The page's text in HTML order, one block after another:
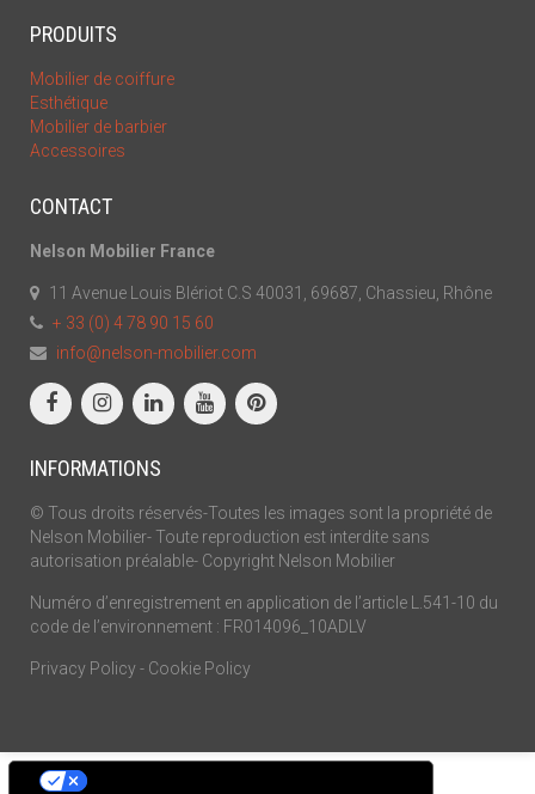
PRODUITS
Mobilier de coiffure
Esthétique
Mobilier de barbier
Accessoires
CONTACT
Nelson Mobilier France
11 Avenue Louis Blériot C.S 40031, 69687, Chassieu, Rhône
+ 33 (0) 4 78 90 15 60
info@nelson-mobilier.com
INFORMATIONS
© Tous droits réservés-Toutes les images sont la propriété de
Nelson Mobilier- Toute reproduction est interdite sans
autorisation préalable- Copyright Nelson Mobilier
Numéro d’enregistrement en application de l’article L.541-10 du
code de l’environnement : FR014096_10ADLV
Privacy Policy- Cookie Policy